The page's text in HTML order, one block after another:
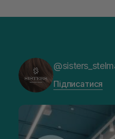
Підписатися